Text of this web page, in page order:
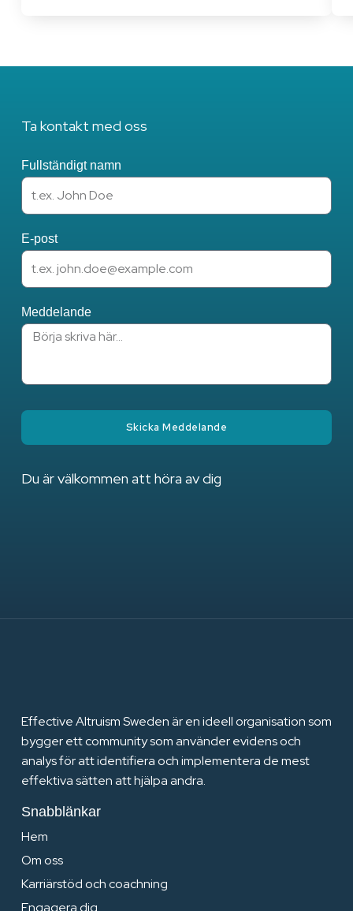
Ta kontakt med oss
Fullständigt namn
E-post
Meddelande
Skicka Meddelande
Du är välkommen att höra av dig
Effective Altruism Sweden är en ideell organisation som
bygger ett community som använder evidens och
analys för att identifiera och implementera de mest
effektiva sätten att hjälpa andra.
Snabblänkar
Hem
Om oss
Karriärstöd och coachning
Engagera dig